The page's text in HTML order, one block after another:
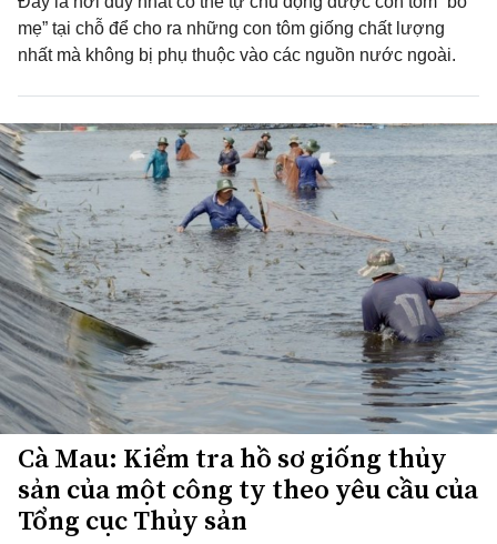
mẹ” tại chỗ để cho ra những con tôm giống chất lượng
nhất mà không bị phụ thuộc vào các nguồn nước ngoài.
Cà Mau: Kiểm tra hồ sơ giống thủy
sản của một công ty theo yêu cầu của
Tổng cục Thủy sản